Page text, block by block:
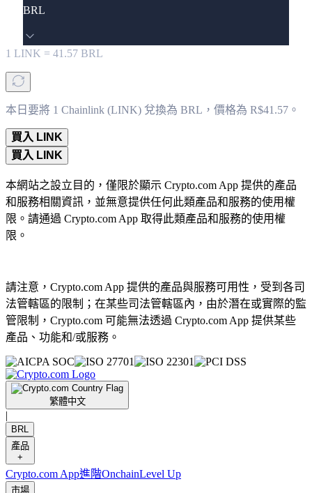
BRL
1 LINK = 41.57 BRL
本日要將 1 Chainlink (LINK) 兌換為 BRL，價格為 R$41.57。
買入 LINK
買入 LINK
本網站之設立目的，僅限於顯示 Crypto.com App 提供的產品
和服務相關資訊，並無意提供任何此類產品和服務的使用權
限。請通過 Crypto.com App 取得此類產品和服務的使用權
限。
請注意，Crypto.com App 提供的產品與服務可用性，受到各司
法管轄區的限制；在某些司法管轄區內，由於潛在或實際的監
管限制，Crypto.com 可能無法透過 Crypto.com App 提供某些
產品、功能和/或服務。
繁體中文
|
BRL
產品
+
Crypto.com App進階OnchainLevel Up
市場